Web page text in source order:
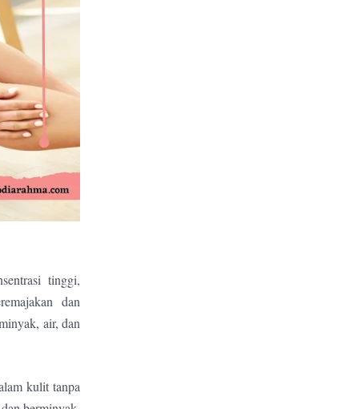
tinggi,
dan
air, dan
kulit tanpa